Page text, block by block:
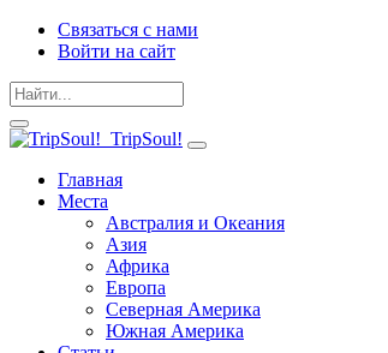
Связаться с нами
Войти на сайт
TripSoul!
Главная
Места
Австралия и Океания
Азия
Африка
Европа
Северная Америка
Южная Америка